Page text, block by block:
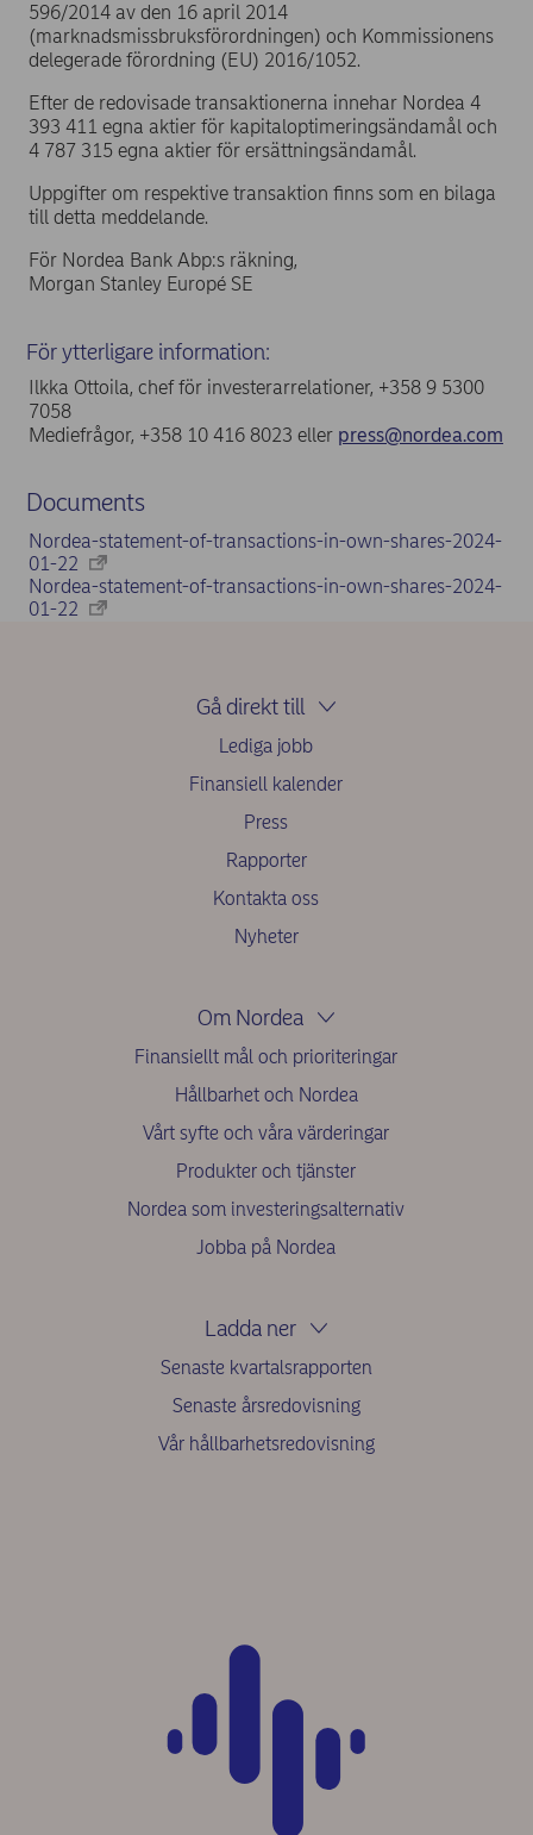
596/2014 av den 16 april 2014
(marknadsmissbruksförordningen) och Kommissionens
delegerade förordning (EU) 2016/1052.
Efter de redovisade transaktionerna innehar Nordea 4
393 411 egna aktier för kapitaloptimeringsändamål och
4 787 315 egna aktier för ersättningsändamål.
Uppgifter om respektive transaktion finns som en bilaga
till detta meddelande.
För Nordea Bank Abp:s räkning,
Morgan Stanley Europé SE
För ytterligare information:
Ilkka Ottoila, chef för investerarrelationer, +358 9 5300
7058
Mediefrågor, +358 10 416 8023 eller press@nordea.com
Documents
Nordea-statement-of-transactions-in-own-shares-2024-
01-22
Nordea-statement-of-transactions-in-own-shares-2024-
01-22
Gå direkt till
Lediga jobb
Finansiell kalender
Press
Rapporter
Kontakta oss
Nyheter
Om Nordea
Finansiellt mål och prioriteringar
Hållbarhet och Nordea
Vårt syfte och våra värderingar
Produkter och tjänster
Nordea som investeringsalternativ
Jobba på Nordea
Ladda ner
Senaste kvartalsrapporten
Senaste årsredovisning
Vår hållbarhetsredovisning